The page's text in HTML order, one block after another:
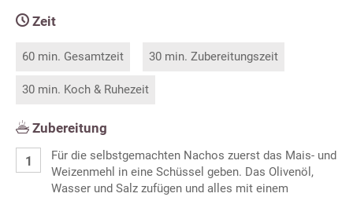
Zeit
60 min. Gesamtzeit 30 min. Zubereitungszeit
30 min. Koch & Ruhezeit
Zubereitung
Für die selbstgemachten Nachos zuerst das Mais- und
Weizenmehl in eine Schüssel geben. Das Olivenöl,
Wasser und Salz zufügen und alles mit einem